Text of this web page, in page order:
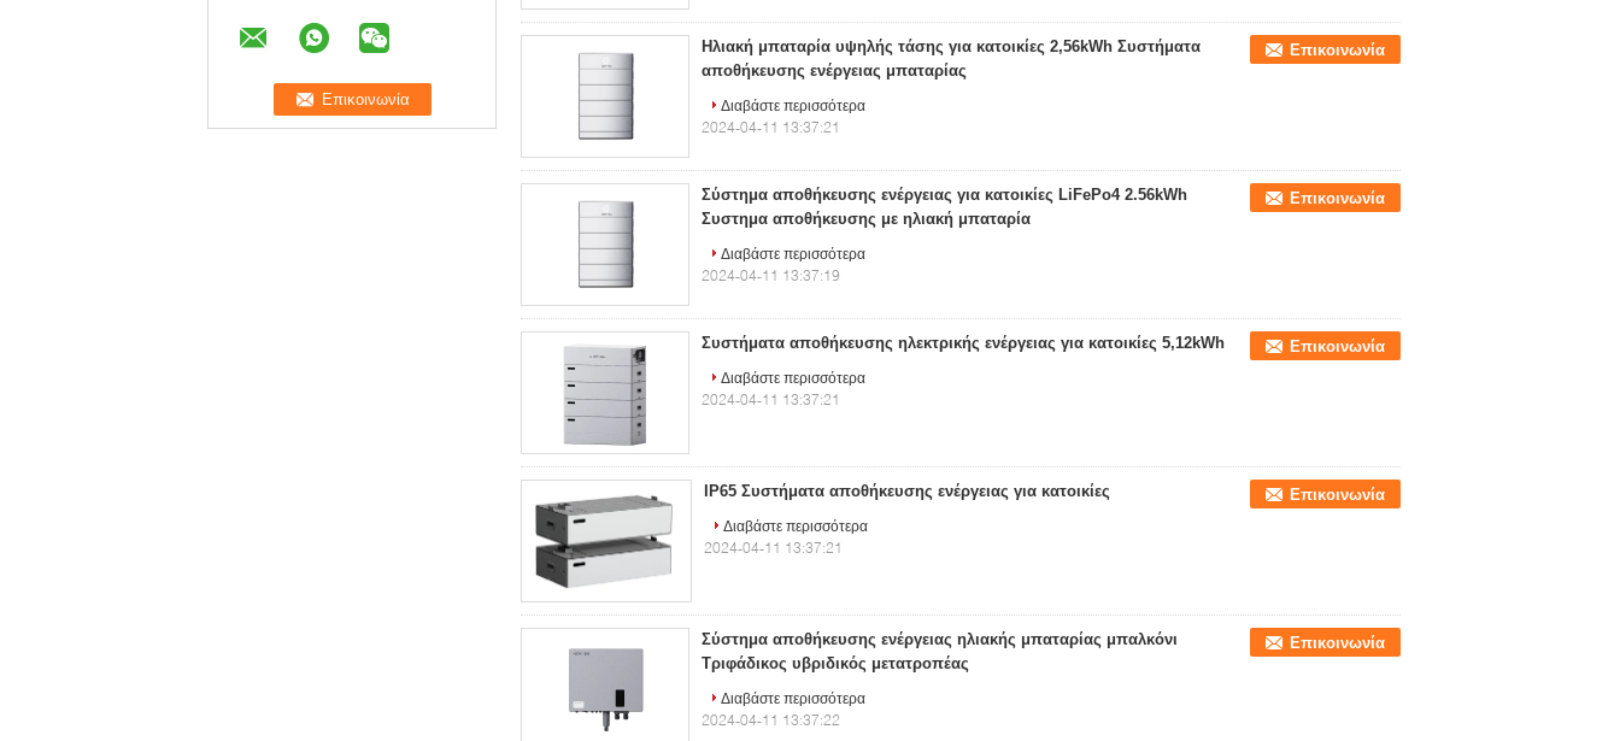
Ηλιακή μπαταρία υψηλής τάσης για κατοικίες 2,56kWh Συστήματα
αποθήκευσης ενέργειας μπαταρίας
Επικοινωνία
Διαβάστε περισσότερα
2024-04-11 13:37:21
Σύστημα αποθήκευσης ενέργειας για κατοικίες LiFePo4 2.56kWh
Συστημα αποθήκευσης με ηλιακή μπαταρία
Επικοινωνία
Διαβάστε περισσότερα
2024-04-11 13:37:19
Συστήματα αποθήκευσης ηλεκτρικής ενέργειας για κατοικίες 5,12kWh
Επικοινωνία
Διαβάστε περισσότερα
2024-04-11 13:37:21
IP65 Συστήματα αποθήκευσης ενέργειας για κατοικίες
Επικοινωνία
Διαβάστε περισσότερα
2024-04-11 13:37:21
Σύστημα αποθήκευσης ενέργειας ηλιακής μπαταρίας μπαλκόνι
Τριφάδικος υβριδικός μετατροπέας
Επικοινωνία
Διαβάστε περισσότερα
2024-04-11 13:37:22